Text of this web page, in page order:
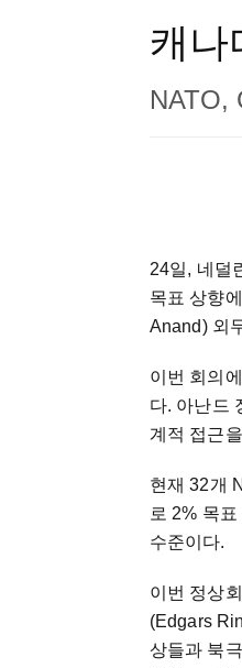
캐나
NATO,
24일, 네덜
목표 상향
Anand) 외
이번 회의
다. 아난드
계적 접근
현재 32개
로 2% 목
수준이다.
이번 정상
(Edgars
상들과 북